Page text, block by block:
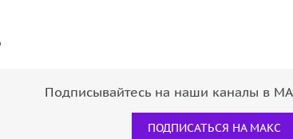
Подписывайтесь на наши каналы в
ПОДПИСАТЬСЯ НА МАКС